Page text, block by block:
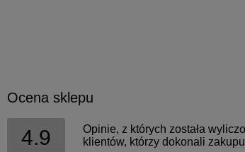
Ocena sklepu
4.9
Opinie, z których została
klientów, którzy dokonali